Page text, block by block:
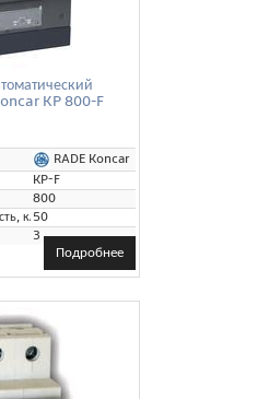
KP 800-F
RADE Koncar
KP-F
800
кА:50
3
Подробнее